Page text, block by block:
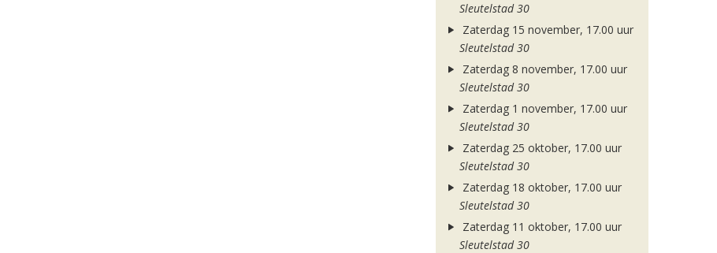
Sleutelstad 30
Zaterdag 15 november, 17.00 uur
Sleutelstad 30
Zaterdag 8 november, 17.00 uur
Sleutelstad 30
Zaterdag 1 november, 17.00 uur
Sleutelstad 30
Zaterdag 25 oktober, 17.00 uur
Sleutelstad 30
Zaterdag 18 oktober, 17.00 uur
Sleutelstad 30
Zaterdag 11 oktober, 17.00 uur
Sleutelstad 30